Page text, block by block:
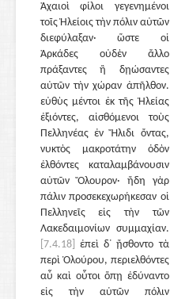
Ἀχαιοὶ φίλοι γεγενημένοι
τοῖς Ἠλείοις τὴν πόλιν αὐτῶν
διεφύλαξαν· ὥστε οἱ
Ἀρκάδες οὐδὲν ἄλλο
πράξαντες ἢ δῃώσαντες
αὐτῶν τὴν χώραν ἀπῆλθον.
εὐθὺς μέντοι ἐκ τῆς Ἠλείας
ἐξιόντες, αἰσθόμενοι τοὺς
Πελληνέας ἐν Ἤλιδι ὄντας,
νυκτὸς μακροτάτην ὁδὸν
ἐλθόντες καταλαμβάνουσιν
αὐτῶν Ὄλουρον· ἤδη γὰρ
πάλιν προσεκεχωρήκεσαν οἱ
Πελληνεῖς εἰς τὴν τῶν
Λακεδαιμονίων συμμαχίαν.
[7.4.18]
ἐπεὶ δ᾽ ᾔσθοντο τὰ
περὶ Ὀλούρου, περιελθόντες
αὖ καὶ οὗτοι ὅπῃ ἐδύναντο
εἰς τὴν αὑτῶν πόλιν